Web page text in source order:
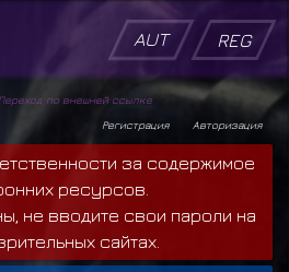
AUT REG
Переход по внешней ссылке
Авторизация
Регистрация
за содержимое
ресурсов.
не вводите свои пароли на
сайтах.